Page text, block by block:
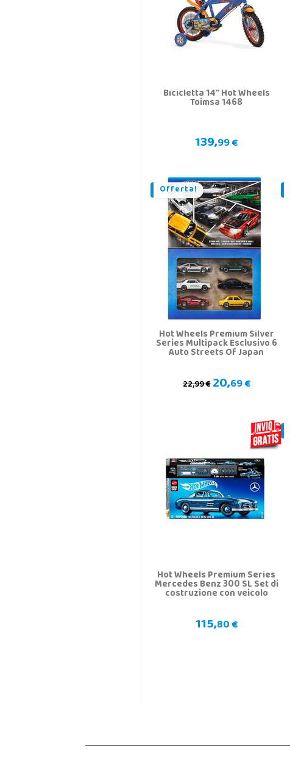
Bicicletta 14" Hot Wheels
Toimsa 1468
139,99 €
Offerta!
Hot Wheels Premium Silver
Series Multipack Esclusivo 6
Auto Streets Of Japan
22,99 €20,69 €
Hot Wheels Premium Series
Mercedes Benz 300 SL Set di
costruzione con veicolo
115,80 €